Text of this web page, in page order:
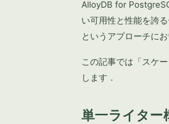
AlloyDB for
い可用性と性能を誇
というアプローチに
この記事では「スケ
します．
単一ライター